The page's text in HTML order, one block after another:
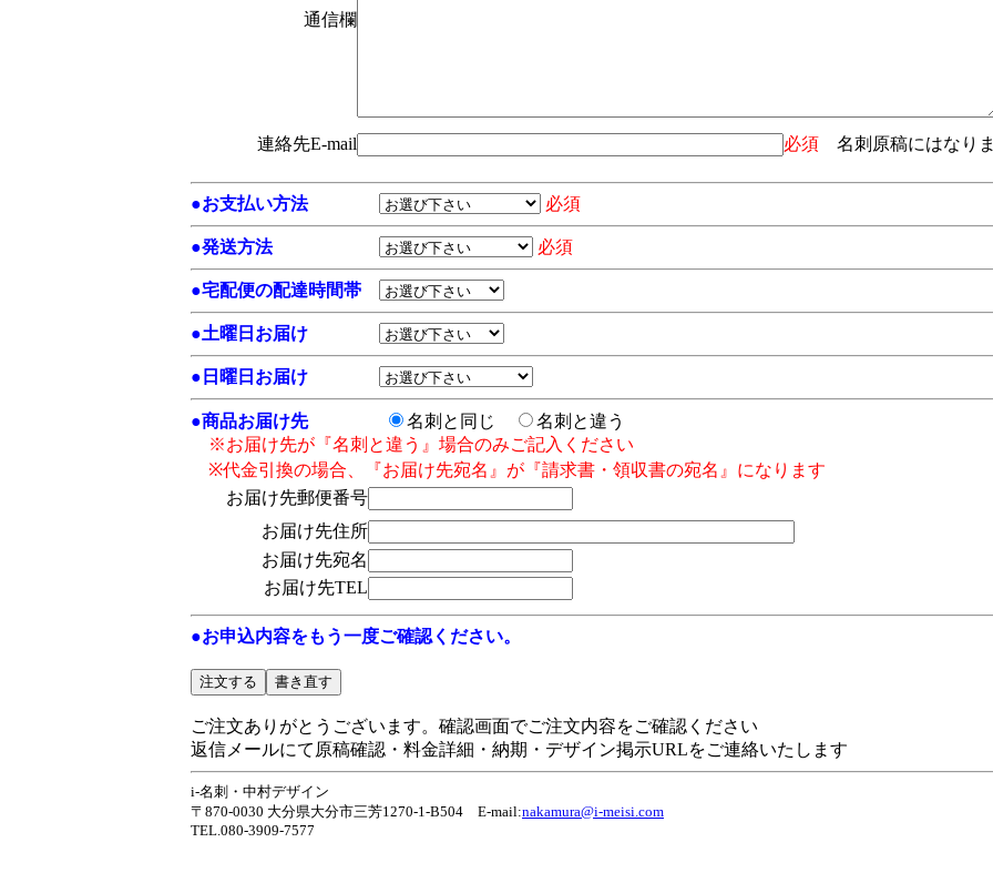
通信欄
連絡先E-mail 必須 名刺原稿にはなり
●お支払い方法 必須
●発送方法 必須
●宅配便の配達時間帯
●土曜日お届け
● 日曜日お届け
●商品お届け先 名刺と同じ
名刺と違う
※お届け先が『名刺と違う』場合のみご記入ください
※代金引換の場合、『お届け先宛名』が『請求書・領収書の宛名』になります
お届け先郵便番号
お届け先住所
お届け先宛名
お届け先TEL
●お申込内容をもう一度ご確認ください。
ご注文ありがとうございます。確認画面でご注文内容をご確認ください
返信メールにて原稿確認・料金詳細・納期・デザイン掲示URLをご連絡いたします
i-名刺・中村デザイン
〒870-0030 大分県大分市三芳1270-1-B504 E-mail:nakamura@i-meisi.com
TEL.080-3909-7577